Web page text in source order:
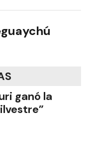
ganó la